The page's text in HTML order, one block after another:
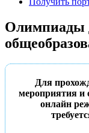
Олимпиады
Для
мероприятия и
онлайн